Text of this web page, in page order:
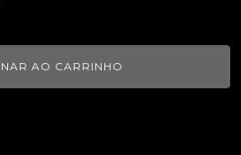
AO CARRINHO